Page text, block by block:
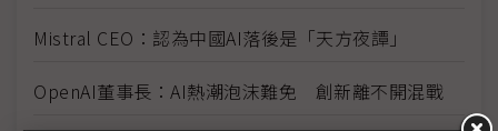
Mistral CEO：認為中國AI落後是「天方夜譚」
OpenAI董事長：AI熱潮泡沫難免 創新離不開混戰